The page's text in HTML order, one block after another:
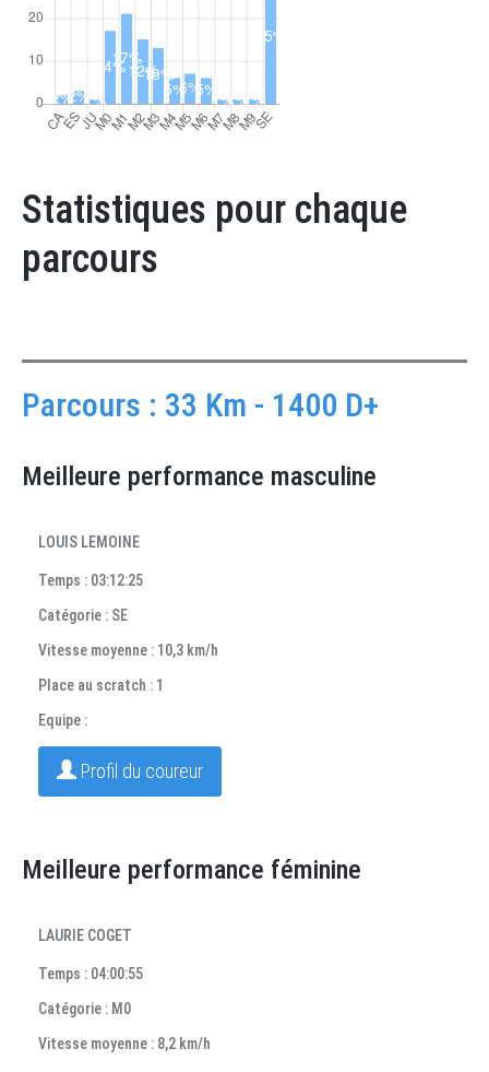
Statistiques pour chaque
parcours
Parcours : 33 Km - 1400 D+
Meilleure performance masculine
LOUIS LEMOINE
Temps : 03:12:25
Catégorie : SE
Vitesse moyenne : 10,3 km/h
Place au scratch : 1
Equipe :
Profil du coureur
Meilleure performance féminine
LAURIE COGET
Temps : 04:00:55
Catégorie : M0
Vitesse moyenne : 8,2 km/h